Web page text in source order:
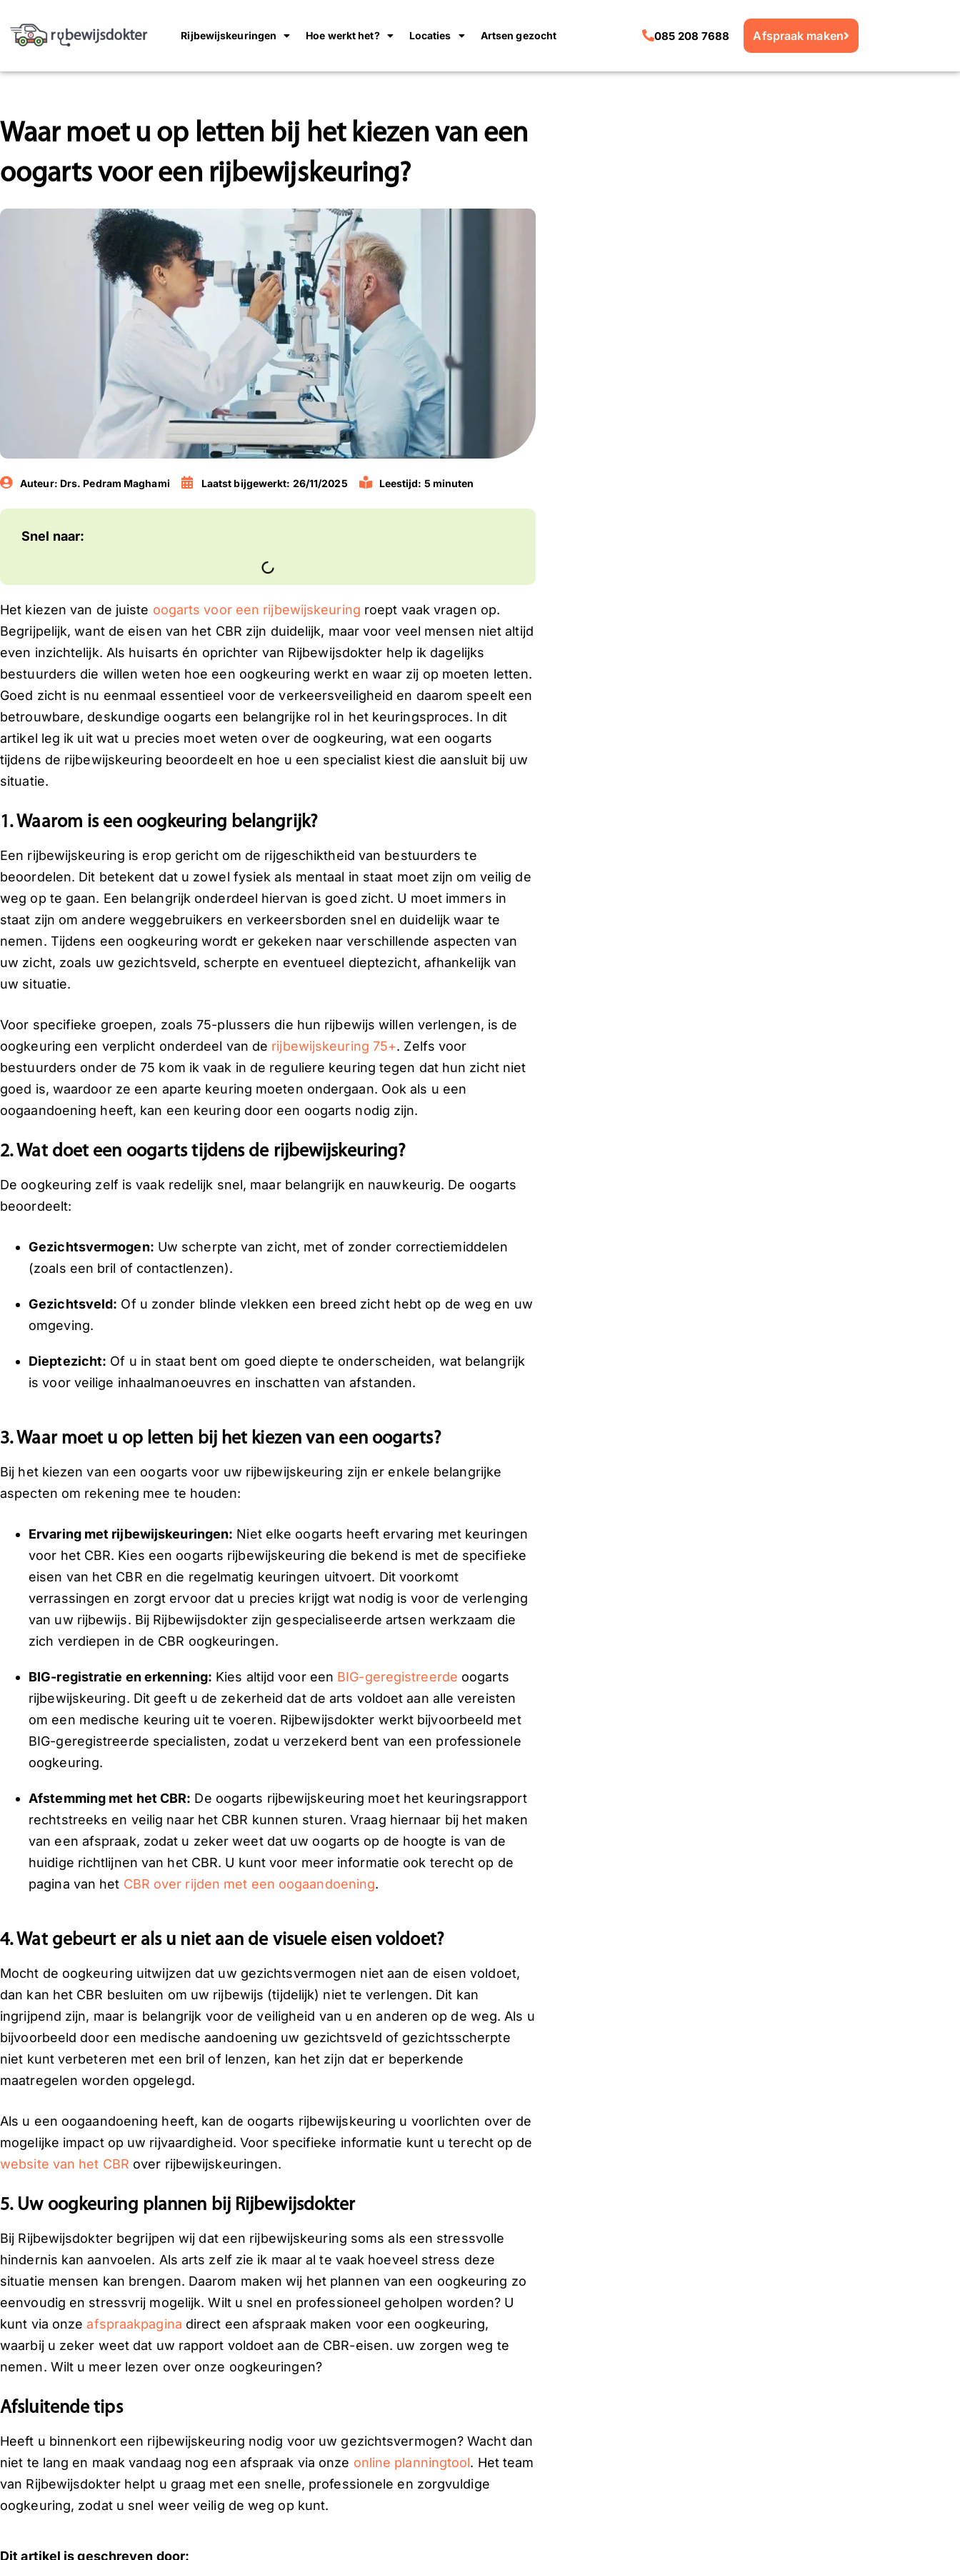
Rijbewijskeuringen Hoe werkt het? Locaties Artsen gezocht 085 208 7688 Afspraak maken
Waar moet u op letten bij het kiezen van een
oogarts voor een rijbewijskeuring?
Auteur: Drs. Pedram Maghami Laatst bijgewerkt: 26/11/2025 Leestijd: 5 minuten
Snel naar:
Het kiezen van de juiste oogarts voor een rijbewijskeuring roept vaak vragen op.
Begrijpelijk, want de eisen van het CBR zijn duidelijk, maar voor veel mensen niet altijd
even inzichtelijk. Als huisarts én oprichter van Rijbewijsdokter help ik dagelijks
bestuurders die willen weten hoe een oogkeuring werkt en waar zij op moeten letten.
Goed zicht is nu eenmaal essentieel voor de verkeersveiligheid en daarom speelt een
betrouwbare, deskundige oogarts een belangrijke rol in het keuringsproces. In dit
artikel leg ik uit wat u precies moet weten over de oogkeuring, wat een oogarts
tijdens de rijbewijskeuring beoordeelt en hoe u een specialist kiest die aansluit bij uw
situatie.
1. Waarom is een oogkeuring belangrijk?
Een rijbewijskeuring is erop gericht om de rijgeschiktheid van bestuurders te
beoordelen. Dit betekent dat u zowel fysiek als mentaal in staat moet zijn om veilig de
weg op te gaan. Een belangrijk onderdeel hiervan is goed zicht. U moet immers in
staat zijn om andere weggebruikers en verkeersborden snel en duidelijk waar te
nemen. Tijdens een oogkeuring wordt er gekeken naar verschillende aspecten van
uw zicht, zoals uw gezichtsveld, scherpte en eventueel dieptezicht, afhankelijk van
uw situatie.
Voor specifieke groepen, zoals 75-plussers die hun rijbewijs willen verlengen, is de
oogkeuring een verplicht onderdeel van de rijbewijskeuring 75+. Zelfs voor
bestuurders onder de 75 kom ik vaak in de reguliere keuring tegen dat hun zicht niet
goed is, waardoor ze een aparte keuring moeten ondergaan. Ook als u een
oogaandoening heeft, kan een keuring door een oogarts nodig zijn.
2. Wat doet een oogarts tijdens de rijbewijskeuring?
De oogkeuring zelf is vaak redelijk snel, maar belangrijk en nauwkeurig. De oogarts
beoordeelt:
Gezichtsvermogen: Uw scherpte van zicht, met of zonder correctiemiddelen
(zoals een bril of contactlenzen).
Gezichtsveld: Of u zonder blinde vlekken een breed zicht hebt op de weg en uw
omgeving.
Dieptezicht: Of u in staat bent om goed diepte te onderscheiden, wat belangrijk
is voor veilige inhaalmanoeuvres en inschatten van afstanden.
3. Waar moet u op letten bij het kiezen van een oogarts?
Bij het kiezen van een oogarts voor uw rijbewijskeuring zijn er enkele belangrijke
aspecten om rekening mee te houden:
Ervaring met rijbewijskeuringen: Niet elke oogarts heeft ervaring met keuringen
voor het CBR. Kies een oogarts rijbewijskeuring die bekend is met de specifieke
eisen van het CBR en die regelmatig keuringen uitvoert. Dit voorkomt
verrassingen en zorgt ervoor dat u precies krijgt wat nodig is voor de verlenging
van uw rijbewijs. Bij Rijbewijsdokter zijn gespecialiseerde artsen werkzaam die
zich verdiepen in de CBR oogkeuringen.
BIG-registratie en erkenning: Kies altijd voor een BIG-geregistreerde oogarts
rijbewijskeuring. Dit geeft u de zekerheid dat de arts voldoet aan alle vereisten
om een medische keuring uit te voeren. Rijbewijsdokter werkt bijvoorbeeld met
BIG-geregistreerde specialisten, zodat u verzekerd bent van een professionele
oogkeuring.
Afstemming met het CBR: De oogarts rijbewijskeuring moet het keuringsrapport
rechtstreeks en veilig naar het CBR kunnen sturen. Vraag hiernaar bij het maken
van een afspraak, zodat u zeker weet dat uw oogarts op de hoogte is van de
huidige richtlijnen van het CBR. U kunt voor meer informatie ook terecht op de
pagina van het CBR over rijden met een oogaandoening.
4. Wat gebeurt er als u niet aan de visuele eisen voldoet?
Mocht de oogkeuring uitwijzen dat uw gezichtsvermogen niet aan de eisen voldoet,
dan kan het CBR besluiten om uw rijbewijs (tijdelijk) niet te verlengen. Dit kan
ingrijpend zijn, maar is belangrijk voor de veiligheid van u en anderen op de weg. Als u
bijvoorbeeld door een medische aandoening uw gezichtsveld of gezichtsscherpte
niet kunt verbeteren met een bril of lenzen, kan het zijn dat er beperkende
maatregelen worden opgelegd.
Als u een oogaandoening heeft, kan de oogarts rijbewijskeuring u voorlichten over de
mogelijke impact op uw rijvaardigheid. Voor specifieke informatie kunt u terecht op de
website van het CBR over rijbewijskeuringen.
5. Uw oogkeuring plannen bij Rijbewijsdokter
Bij Rijbewijsdokter begrijpen wij dat een rijbewijskeuring soms als een stressvolle
hindernis kan aanvoelen. Als arts zelf zie ik maar al te vaak hoeveel stress deze
situatie mensen kan brengen. Daarom maken wij het plannen van een oogkeuring zo
eenvoudig en stressvrij mogelijk. Wilt u snel en professioneel geholpen worden? U
kunt via onze afspraakpagina direct een afspraak maken voor een oogkeuring,
waarbij u zeker weet dat uw rapport voldoet aan de CBR-eisen. uw zorgen weg te
nemen. Wilt u meer lezen over onze oogkeuringen?
Afsluitende tips
Heeft u binnenkort een rijbewijskeuring nodig voor uw gezichtsvermogen? Wacht dan
niet te lang en maak vandaag nog een afspraak via onze online planningtool. Het team
van Rijbewijsdokter helpt u graag met een snelle, professionele en zorgvuldige
oogkeuring, zodat u snel weer veilig de weg op kunt.
Dit artikel is geschreven door: